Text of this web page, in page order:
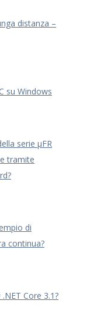
distanza –
su Windows
serie μFR
tramite
di
continua?
Core 3.1?